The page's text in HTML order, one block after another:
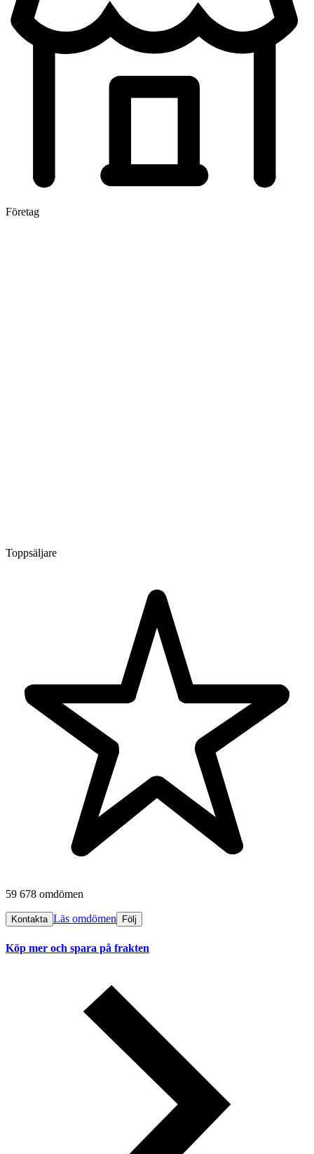
Företag
Toppsäljare
59 678 omdömen
Kontakta Läs omdömen Följ
Köp mer och spara på frakten